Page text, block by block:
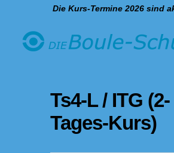
Die Kurs-Termine 2026 sind
Ts4-L / ITG (2-
Tages-Kurs)